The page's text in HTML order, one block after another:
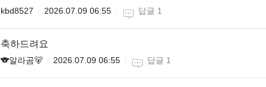
kbd8527 2026.07.09 06:55 답글 1
축하드려요
🐨알라곰🐻 2026.07.09 06:55 답글 1